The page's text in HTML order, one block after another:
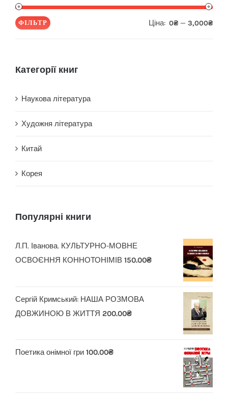
ФІЛЬТР Ціна: 0₴ — 3,000₴
Категорії книг
Наукова література
Художня література
Китай
Корея
Популярні книги
Л.П. Іванова. КУЛЬТУРНО-МОВНЕ
ОСВОЄННЯ КОННОТОНІМІВ 150.00₴
Сергій Кримський: НАША РОЗМОВА
ДОВЖИНОЮ В ЖИТТЯ 200.00₴
Поетика онімної гри 100.00₴